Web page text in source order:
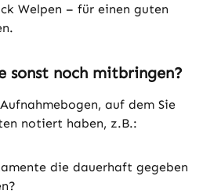
Welpen – für einen guten
sonst noch mitbringen?
auf dem Sie
notiert haben, z.B.:
die dauerhaft gegeben